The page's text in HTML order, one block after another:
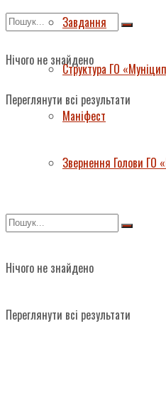
Нічого не знайдено
Переглянути всі результати
Завдання
Структура ГО
Маніфест
Звернення Голови ГО
Нічого не знайдено
Переглянути всі результати